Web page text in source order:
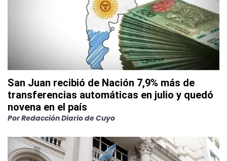
San Juan recibió de Nación 7,9% más de
transferencias automáticas en julio y quedó
novena en el país
PorRedacción Diario de Cuyo